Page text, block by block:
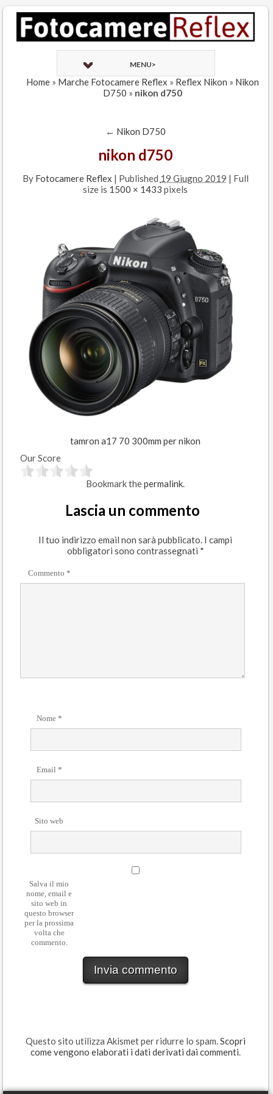
MENU>
Home » Marche Fotocamere Reflex » Reflex Nikon » Nikon
D750 » nikon d750
← Nikon D750
nikon d750
By Fotocamere Reflex | Published 19 Giugno 2019 | Full
size is 1500 × 1433 pixels
tamron a17 70 300mm per nikon
Our Score
Bookmark thepermalink.
Lascia un commento
Il tuo indirizzo email non sarà pubblicato. I campi
obbligatori sono contrassegnati *
Commento *
Nome *
Email *
Sito web
Salva il mio
nome, email e
sito web in
questo browser
per la prossima
volta che
commento.
Questo sito utilizza Akismet per ridurre lo spam.Scopri
come vengono elaborati i dati derivati dai commenti.